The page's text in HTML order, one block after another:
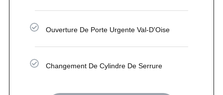
Ouverture De Porte Urgente Val-D'Oise
Changement De Cylindre De Serrure